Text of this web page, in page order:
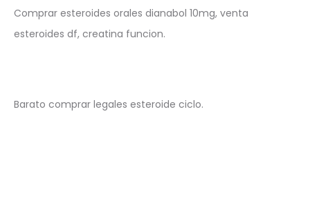
Comprar esteroides orales dianabol 10mg, venta
esteroides df, creatina funcion.
Barato comprar legales esteroide ciclo.